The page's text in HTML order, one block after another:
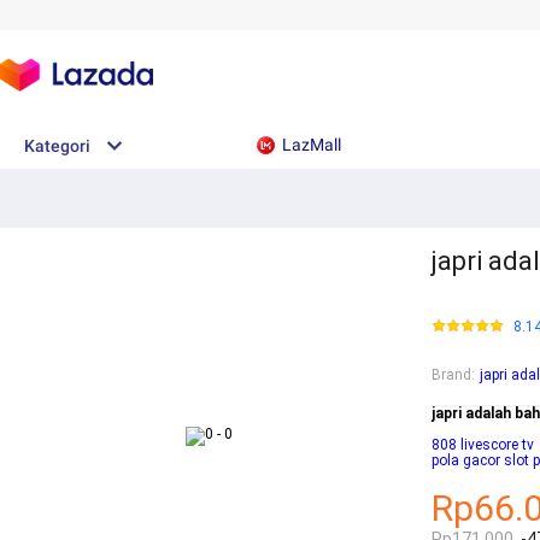
Kategori LazMall
japri
Brand : japri
japri adalah
808 livescore tv
pola gacor slot